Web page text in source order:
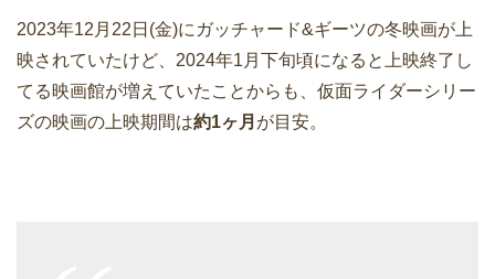
2023年12月22日(金)にガッチャード&ギーツの冬映画が上
映されていたけど、2024年1月下旬頃になると上映終了し
てる映画館が増えていたことからも、仮面ライダーシリー
ズの映画の上映期間は約1ヶ月 が目安。